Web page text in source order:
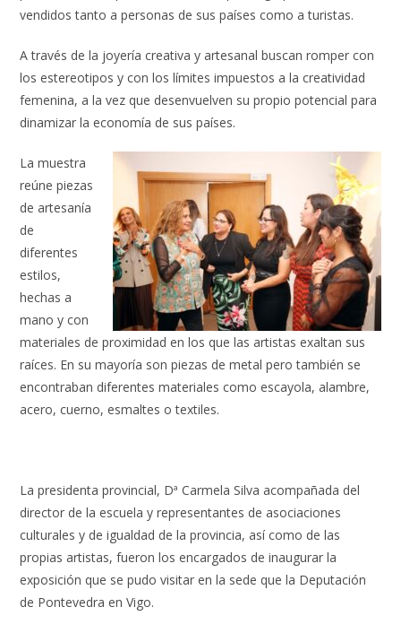
vendidos tanto a personas de sus países como a turistas.
A través de la joyería creativa y artesanal buscan romper con
los estereotipos y con los límites impuestos a la creatividad
femenina, a la vez que desenvuelven su propio potencial para
dinamizar la economía de sus países.
La muestra
reúne piezas
de artesanía
de
diferentes
estilos,
hechas a
mano y con
materiales de proximidad en los que las artistas exaltan sus
raíces. En su mayoría son piezas de metal pero también se
encontraban diferentes materiales como escayola, alambre,
acero, cuerno, esmaltes o textiles.
La presidenta provincial, Dª Carmela Silva acompañada del
director de la escuela y representantes de asociaciones
culturales y de igualdad de la provincia, así como de las
propias artistas, fueron los encargados de inaugurar la
exposición que se pudo visitar en la sede que la Deputación
de Pontevedra en Vigo.